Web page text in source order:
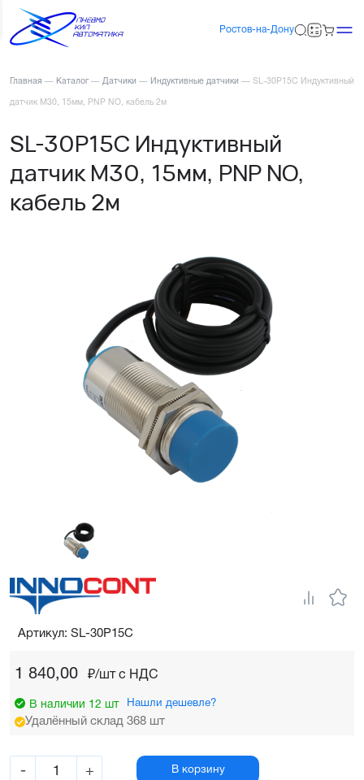
Ростов-на-Дону
Главная — Каталог — Датчики — Индуктивные датчики — SL-30P15C Индуктивный
датчик М30, 15мм, PNP NO, кабель 2м
SL-30P15C Индуктивный
датчик М30, 15мм, PNP NO,
кабель 2м
1 840,00 ₽/шт c НДС
В наличии 12 шт Нашли дешевле?
Удалённый склад 368 шт
- + В корзину
Артикул: SL-30P15C